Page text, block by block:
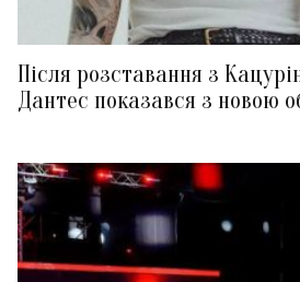
Після розставання з
Дантес показався з новою